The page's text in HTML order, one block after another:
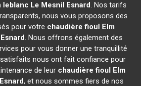
leblanc Le Mesnil Esnard. Nos tarifs
nous vous proposons des
pour votre chaudière fioul Elm
. Nous offrons également des
pour vous donner une tranquillité
nous ont fait confiance pour
de leur chaudière fioul Elm
, et nous sommes fiers de nos